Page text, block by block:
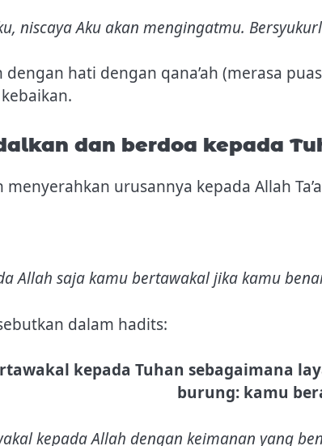
niscaya Aku akan mengingatmu.
dengan hati dengan qana’ah (merasa
dan berdoa kepada
urusannya kepada Allah
Allah saja kamu bertawakal jika kamu
dalam hadits:
kepada Tuhan sebagaimana
burung: kamu
kepada Allah dengan keimanan yang